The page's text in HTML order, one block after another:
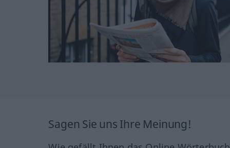
Sagen Sie uns Ihre Meinung!